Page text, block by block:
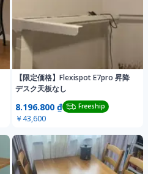
【限定価格】Flexispot E7pro 昇降
デスク天板なし
8.196.800 ₫ Freeship
￥43,600